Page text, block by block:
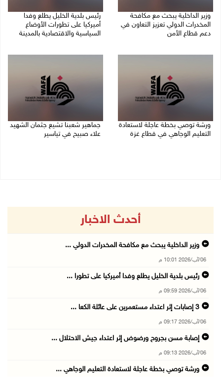
وزير الداخلية يبحث مع مكافحة
المخدرات الدولي تعزيز التعاون في
دعم قطاع الأمن
رئيس بلدية الخليل يطلع وفدا
أميركيا على تطورات الأوضاع
السياسية والاقتصادية بالمدينة
ورشة توصي بخطة عاجلة لاستعادة
التعليم الوجاهي في قطاع غزة
جماهير شعبنا تشيع جثمان الشهيد
علاء صبيح في تياسير
أحدث الاخبار
وزير الداخلية يبحث مع مكافحة المخدرات الدولي ...
06/آب/2026 10:01 م
رئيس بلدية الخليل يطلع وفدا أميركيا على تطورا ...
06/آب/2026 09:59 م
06/آب/2026 09:17 م
إصابة مسن بجروح ورضوض إثر اعتداء جيش الاحتلال ...
06/آب/2026 09:13 م
ورشة توصي بخطة عاجلة لاستعادة التعليم الوجاهي ...